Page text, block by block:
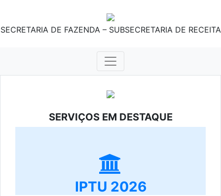
SECRETARIA DE FAZENDA – SUBSECRETARIA DE RECEITA
SERVIÇOS EM DESTAQUE
IPTU 2026